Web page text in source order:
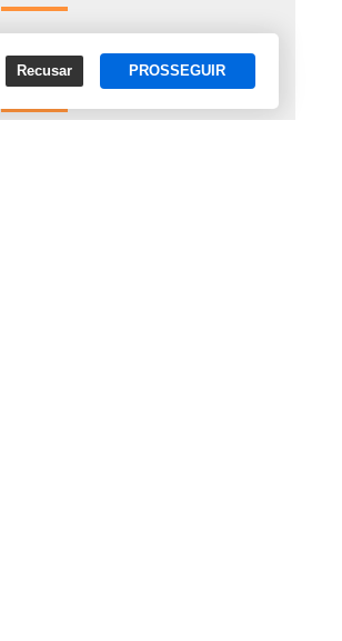
Recusar PROSSEGUIR
John Deere anuncia produção de
componentes eletrônicos no Brasil